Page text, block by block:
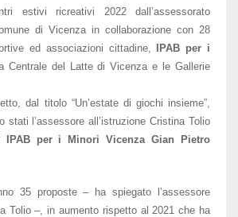
estivi ricreativi 2022 dall’assessorato
di Vicenza in collaborazione con 28
ed associazioni cittadine,
IPAB per i
Centrale del Latte di Vicenza e le Gallerie
dal titolo “Un’estate di giochi insieme”,
stati l’assessore all’istruzione Cristina Tolio
IPAB per i Minori Vicenza Gian Pietro
35 proposte – ha spiegato l’assessore
Tolio –, in aumento rispetto al 2021 che ha